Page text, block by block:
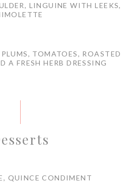
LINGUINE WITH LEEKS,
TOMATOES, ROASTED
A FRESH HERB DRESSING
QUINCE CONDIMENT